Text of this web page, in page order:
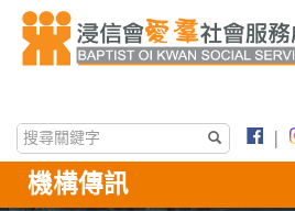
|
機構傳訊